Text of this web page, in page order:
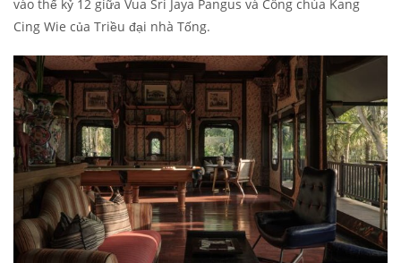
vào thế kỷ 12 giữa Vua Sri Jaya Pangus và Công chúa Kang
Cing Wie của Triều đại nhà Tống.